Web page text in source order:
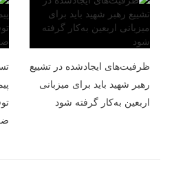
ظرفیت‌های ایجادشده در تشییع
رهبر شهید باید برای میزبانی
اربعین به‌کار گرفته شود